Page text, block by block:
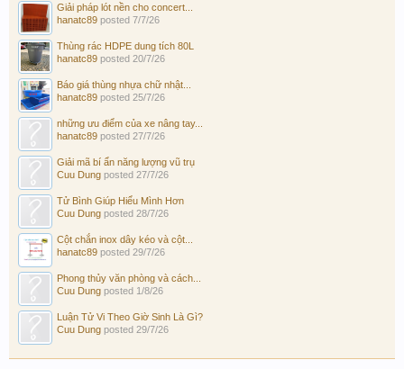
Giải pháp lót nền cho concert...
hanatc89 posted 7/7/26
Thùng rác HDPE dung tích 80L
hanatc89 posted 20/7/26
Báo giá thùng nhựa chữ nhật...
hanatc89 posted 25/7/26
những ưu điểm của xe nâng tay...
hanatc89 posted 27/7/26
Giải mã bí ẩn năng lượng vũ trụ
Cuu Dung posted 27/7/26
Tử Bình Giúp Hiểu Mình Hơn
Cuu Dung posted 28/7/26
Cột chắn inox dây kéo và cột...
hanatc89 posted 29/7/26
Phong thủy văn phòng và cách...
Cuu Dung posted 1/8/26
Luận Tử Vi Theo Giờ Sinh Là Gì?
Cuu Dung posted 29/7/26